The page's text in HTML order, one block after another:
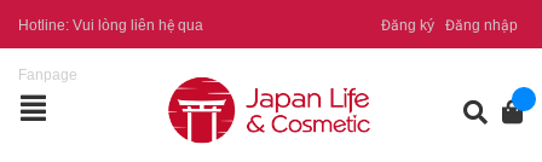
Hotline: Vui lòng liên hệ qua
Fanpage
Đăng ký Đăng nhập